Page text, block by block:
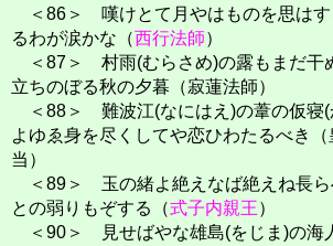
＜86＞ 嘆けとて月やはものを思はす
るわが涙かな（西行法師）
＜87＞ 村雨(むらさめ)の露もまだ干
立ちのぼる秋の夕暮（寂蓮法師）
＜88＞ 難波江(なにはえ)の葦の仮寝(
よゆゑ身を尽くしてや恋ひわたるべき（
当）
＜89＞ 玉の緒よ絶えなば絶えね長ら
との弱りもぞする（式子内親王）
＜90＞ 見せばやな雄島(をじま)の海